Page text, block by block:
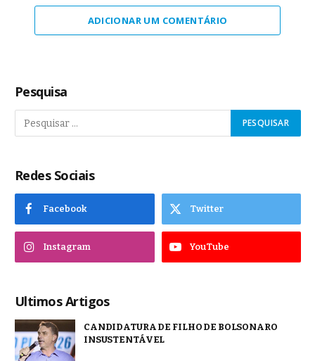
ADICIONAR UM COMENTÁRIO
Pesquisa
Redes Sociais
Facebook Twitter
Instagram YouTube
Ultimos Artigos
CANDIDATURA DE FILHO DE BOLSONARO
INSUSTENTÁVEL